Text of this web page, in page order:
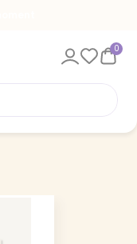
0